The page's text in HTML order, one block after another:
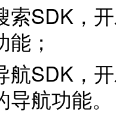
索SDK，
；
航SDK，
航功能。